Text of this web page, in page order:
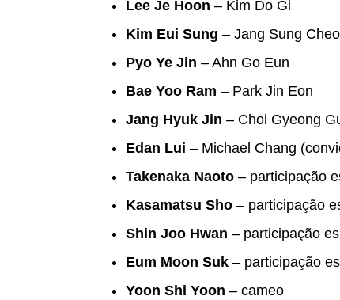
Lee Je Hoon – Kim Do Gi
Kim Eui Sung – Jang Sung Cheol
Pyo Ye Jin – Ahn Go Eun
Bae Yoo Ram – Park Jin Eon
Jang Hyuk Jin – Choi Gyeong
Edan Lui – Michael Chang
Takenaka Naoto– participação
Kasamatsu Sho– participação
Shin Joo Hwan – participação
Eum Moon Suk– participação
Yoon Shi Yoon – cameo